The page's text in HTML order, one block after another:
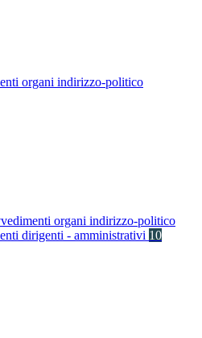
organi indirizzo-politico
organi indirizzo-politico
dirigenti - amministrativi 10